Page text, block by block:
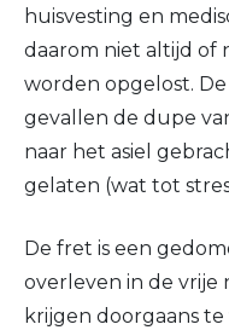
huisvesting en
daarom niet altijd of
worden opgelost.
gevallen de dupe
naar het asiel
gelaten (wat tot
De fret is een
overleven in de vrije
krijgen doorgaans
Marterachtigen